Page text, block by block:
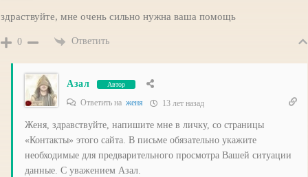
здраствуйте, мне очень сильно нужна ваша помощь
0 Ответить
Азал Автор
Ответить на женя 13 лет назад
Женя, здравствуйте, напишите мне в личку, со страницы
«Контакты» этого сайта. В письме обязательно укажите
необходимые для предварительного просмотра Вашей ситуации
данные. С уважением Азал.